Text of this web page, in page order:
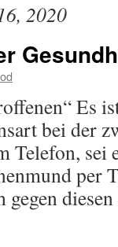
2020
Es
bei der
Telefon, sei
per
gegen